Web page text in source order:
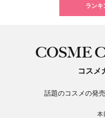
ランキ
COSME
コスメ
話題のコスメの発
本